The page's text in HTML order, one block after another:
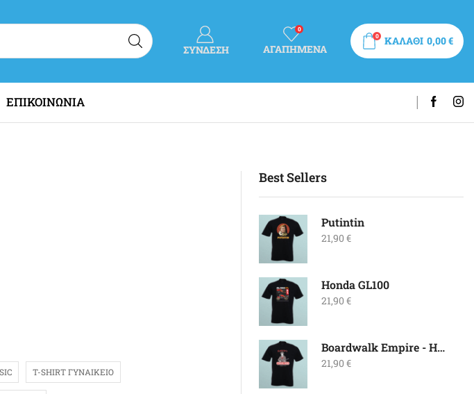
ΣΎΝΔΕΣΗ
0
ΑΓΑΠΗΜΕΝΑ
0 ΚΑΛΑΘΙ 0,00€
ΕΠΙΚΟΙΝΩΝΙΑ
T-SHIRT ΓΥΝΑΙΚΕΊΟ
Best Sellers
Putintin
21,90 €
Honda GL100
21,90 €
Boardwalk Empire - Harrow's Security
21,90 €